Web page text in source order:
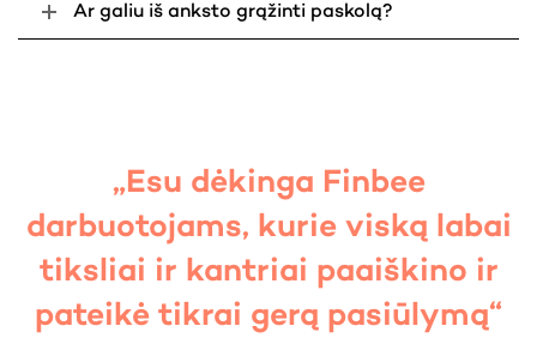
paskolą. Todėl Jums siūlomos sąlygos gali skirtis nuo
tų, kurias matote šiame pavyzdyje. Maksimali
Ar galiu iš anksto grąžinti paskolą?
„Esu dėkinga Finbee
darbuotojams, kurie viską labai
tiksliai ir kantriai paaiškino ir
pateikė tikrai gerą pasiūlymą“